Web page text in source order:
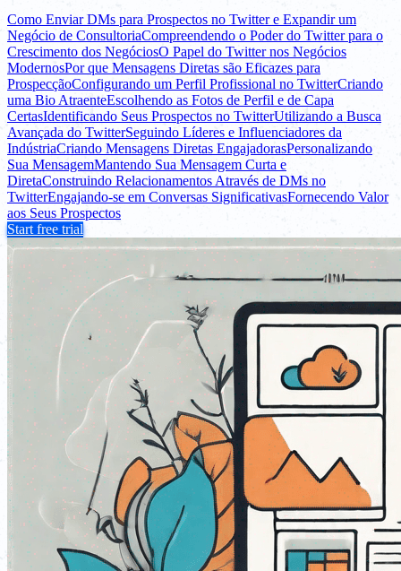
Como Enviar DMs para Prospectos no Twitter e Expandir um
Negócio de ConsultoriaCompreendendo o Poder do Twitter para o
Crescimento dos NegóciosO Papel do Twitter nos Negócios
ModernosPor que Mensagens Diretas são Eficazes para
ProspecçãoConfigurando um Perfil Profissional no TwitterCriando
uma Bio AtraenteEscolhendo as Fotos de Perfil e de Capa
CertasIdentificando Seus Prospectos no TwitterUtilizando a Busca
Avançada do TwitterSeguindo Líderes e Influenciadores da
IndústriaCriando Mensagens Diretas EngajadorasPersonalizando
Sua MensagemMantendo Sua Mensagem Curta e
DiretaConstruindo Relacionamentos Através de DMs no
TwitterEngajando-se em Conversas SignificativasFornecendo Valor
aos Seus Prospectos
Start free trial